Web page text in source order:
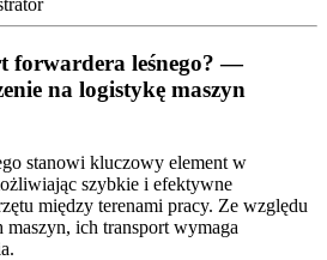
forwardera leśnego? —
na logistykę maszyn
stanowi kluczowy element w
szybkie i efektywne
między terenami pracy. Ze względu
ich transport wymaga